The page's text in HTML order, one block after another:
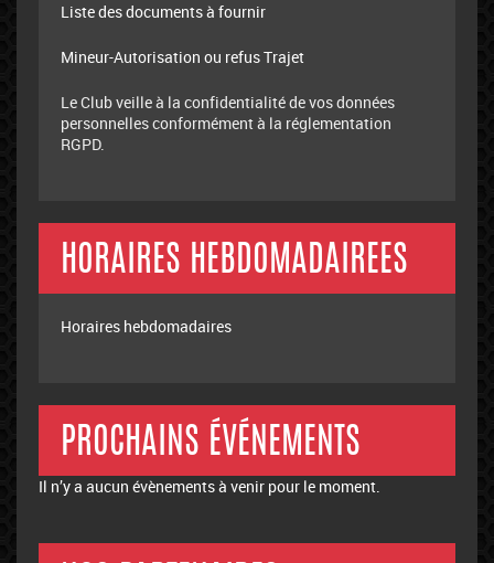
Liste des documents à fournir
Mineur-Autorisation ou refus Trajet
Le Club veille à la confidentialité de vos données
personnelles conformément à la réglementation
RGPD.
HORAIRES HEBDOMADAIREES
Horaires hebdomadaires
PROCHAINS ÉVÉNEMENTS
Il n’y a aucun évènements à venir pour le moment.